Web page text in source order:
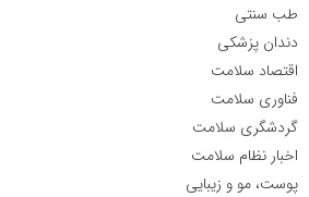
طب سنتی
دندان پزشکی
اقتصاد سلامت
فناوری سلامت
گردشگری سلامت
اخبار نظام سلامت
پوست، مو و زیبایی